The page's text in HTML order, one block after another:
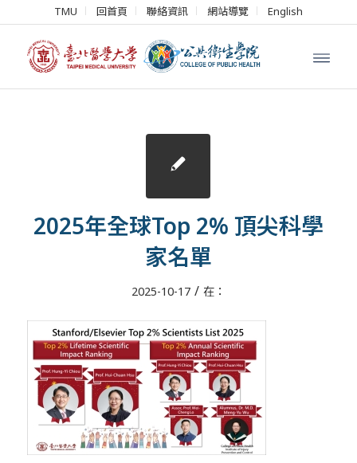
TMU 回首頁 聯絡資訊 網站導覽 English
2025年全球Top 2% 頂尖科學
家名單
2025-10-17 / 在：